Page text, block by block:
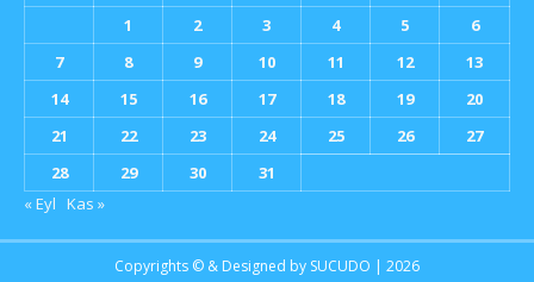
1
2 3 4 5
6
7
8 9 10 11 12
13
14
15 16 17 18 19
20
21
22 23 24 25 26
27
28
29 30
31
« Eyl Kas »
Copyrights © & Designed by SUCUDO | 2026